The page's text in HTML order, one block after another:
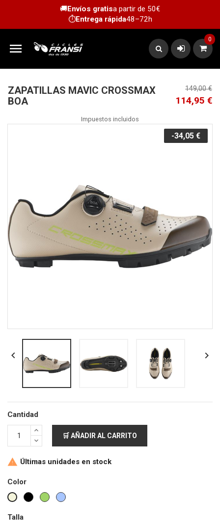
🚚Envíos gratisa partir de 50€
⏱️Entrega rápida48–72h

0
ZAPATILLAS MAVIC CROSSMAX
BOA
149,00 €
114,95 €
Impuestos incluidos
-34,05 €
 
Cantidad
🛒 AÑADIR AL CARRITO
 Últimas unidades en stock
Color
BeigeNegroVerdeAzul
Talla